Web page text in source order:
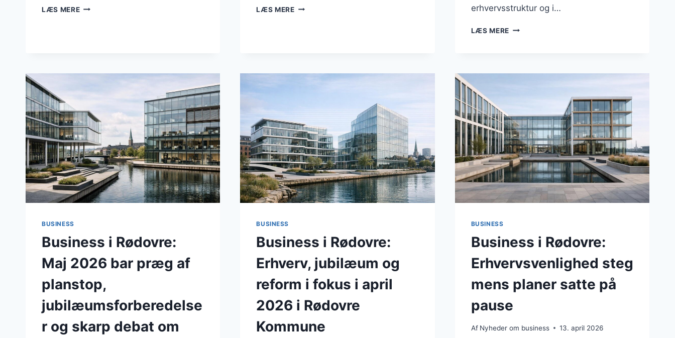
LÆS MEREDOMÆNET
LÆS MEREBUSINESS
erhvervsstruktur og i…
LÆS MERE BUSINESS
JUNI
2026
BUSINESS
Business i Rødovre:
Maj 2026 bar præg af
planstop,
jubilæumsforberedelse
r og skarp debat om
BUSINESS
Business i Rødovre:
Erhverv, jubilæum og
reform i fokus i april
2026 i Rødovre
Kommune
BUSINESS
Business i Rødovre:
Erhvervsvenlighed steg
mens planer satte på
pause
Af Nyheder om business 13. april 2026